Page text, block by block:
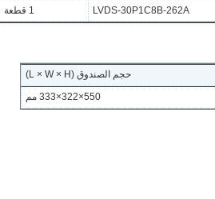
1 قطعة
LVDS-30P1C8B-262A
حجم الصندوق (L × W × H)
550×322×333 مم